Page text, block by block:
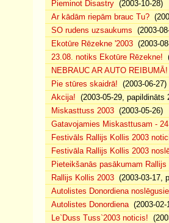
Pieminot Disastry (2003-10-28)
Ar kādām riepām brauc Tu?
SO rudens uzsaukums (2003-
Ekotūre Rēzekne '2003 (2003-
23.08. notiks Ekotūre Rēzekne!
NEBRAUC AR AUTO REIBUMĀ!
Pie stūres skaidrā! (2003-06-27)
Akcija! (2003-05-29, papildināts
Miskasttuss 2003 (2003-05-26)
Gatavojamies Miskasttusam -
Festivāls Rallijs Kollis 2003
Festivāla Rallijs Kollis 2003
Pieteikšanās pasākumam
Rallijs Kollis 2003 (2003-03-17,
Autolistes Donordiena
Autolistes Donordiena(2003-02-
Le`Duss Tuss`2003 noticis!